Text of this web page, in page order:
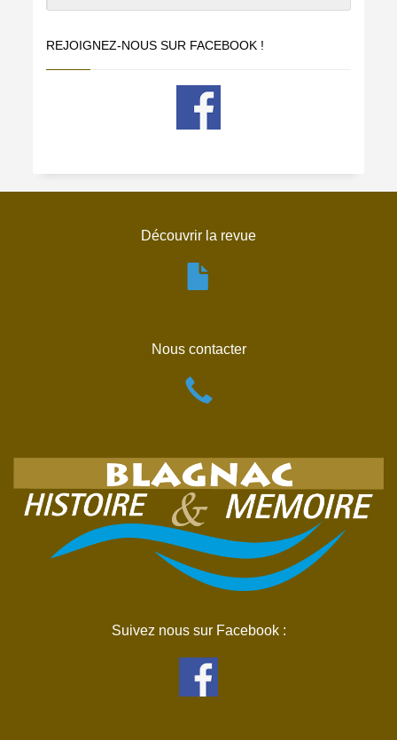
REJOIGNEZ-NOUS SUR FACEBOOK !
Découvrir la revue
Nous contacter
Suivez nous sur Facebook :